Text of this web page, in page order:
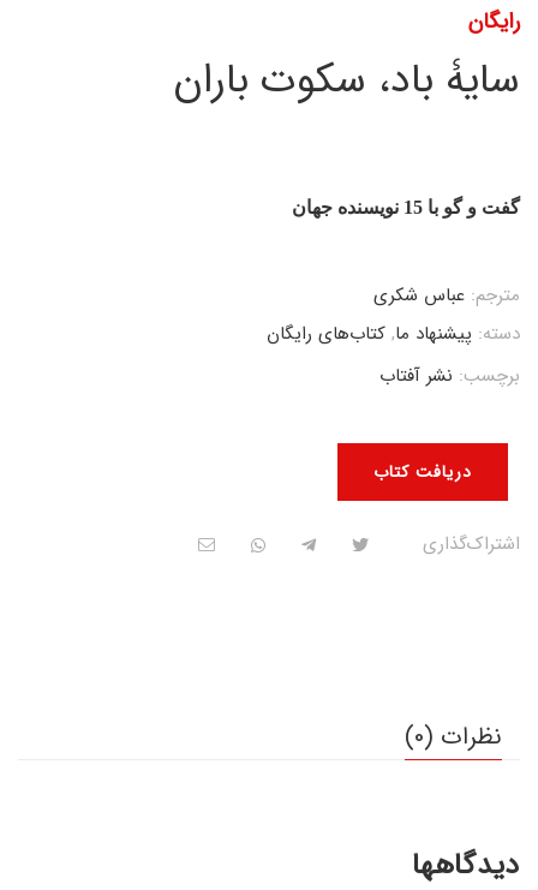
رایگان
سایۀ باد، سکوت باران
گفت و گو با 15 نویسنده جهان
دریافت کتاب
مترجم: عباس شکری
دسته: پیشنهاد ما, کتاب‌های رایگان
برچسب: نشر آفتاب
اشتراک‌گذاری
نظرات (0)
دیدگاهها